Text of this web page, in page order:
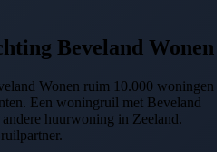
Beveland Wonen
Wonen ruim 10.000 woningen
Een woningruil met Beveland
huurwoning in Zeeland.